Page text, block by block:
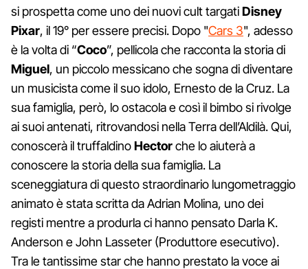
si prospetta come uno dei nuovi cult targatiDisney
Pixar, il 19° per essere precisi. Dopo "Cars 3", adesso
è la volta di “Coco”, pellicola che racconta la storia di
Miguel, un piccolo messicano che sogna di diventare
un musicista come il suo idolo, Ernesto de la Cruz. La
sua famiglia, però, lo ostacola e così il bimbo si rivolge
ai suoi antenati, ritrovandosi nella Terra dell’Aldilà. Qui,
conoscerà il truffaldinoHectorche lo aiuterà a
conoscere la storia della sua famiglia. La
sceneggiatura di questo straordinario lungometraggio
animato è stata scritta da Adrian Molina, uno dei
registi mentre a produrla ci hanno pensato Darla K.
Anderson e John Lasseter (Produttore esecutivo).
Tra le tantissime star che hanno prestato la voce ai